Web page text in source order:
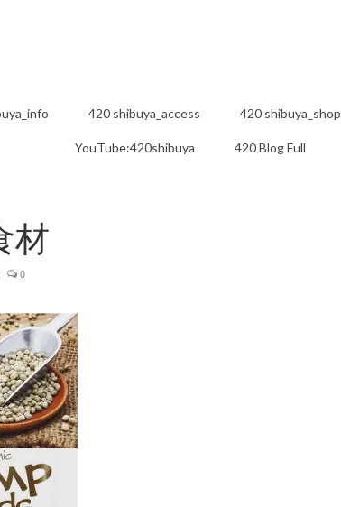
420 shibuya_access 420 shibuya_shop
YouTube:420shibuya 420 Blog Full
材
0